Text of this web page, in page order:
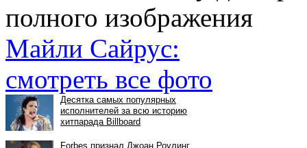
полного изображения
Майли Сайрус:
смотреть все фото